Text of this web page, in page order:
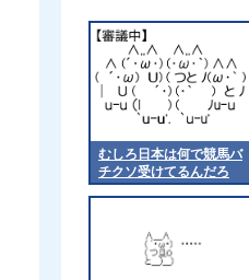
むしろ日本は何で競馬バ
チクソ受けてるんだろ